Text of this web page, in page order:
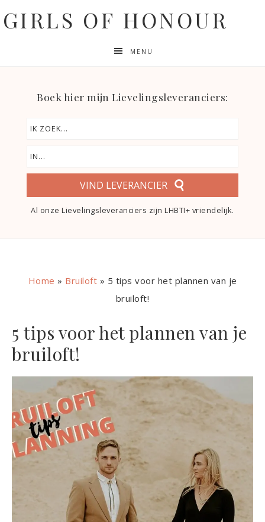
GIRLS OF HONOUR
MENU
Boek hier mijn Lievelingsleveranciers:
VIND LEVERANCIER
Al onze Lievelingsleveranciers zijn LHBTI+ vriendelijk.
Home » Bruiloft » 5 tips voor het plannen van je
bruiloft!
5 tips voor het plannen van je
bruiloft!